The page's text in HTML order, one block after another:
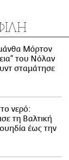
Μόρτον
του Νόλαν
σταμάτησε
νερό:
τη Βαλτική
έως την